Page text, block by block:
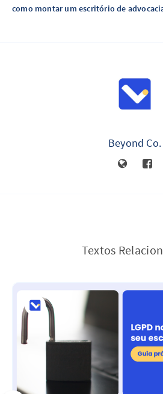
como montar um escritório de
Beyond Co.
Textos